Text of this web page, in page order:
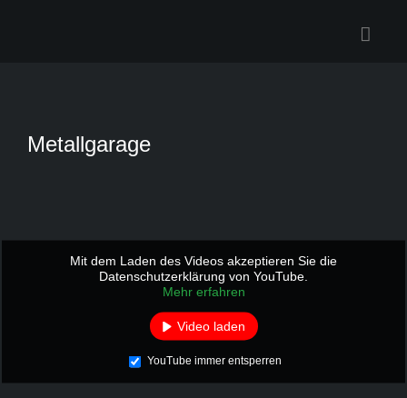
Metallgarage
Mit dem Laden des Videos akzeptieren Sie die
Datenschutzerklärung von YouTube.
Mehr erfahren
Video laden
YouTube immer entsperren